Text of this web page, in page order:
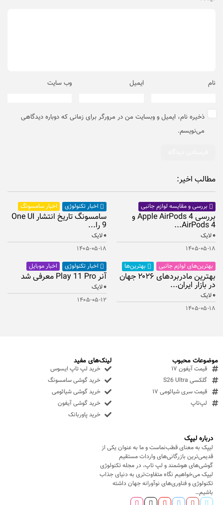
نام ایمیل وب‌ سایت
ذخیره نام، ایمیل و وبسایت من در مرورگر برای زمانی که دوباره دیدگاهی
می‌نویسم.
مطالب اخیر:
بررسی و مقایسه لوازم جانبی
بررسی Apple AirPods 4 و
AirPods 4...
۰لایک
۱۴۰۵-۰۵-۱۸
اخبار تکنولوژی اخبار سامسونگ
سامسونگ تاریخ انتشار One UI
9 را...
۰لایک
۱۴۰۵-۰۵-۱۸
بهترین‌های لوازم جانبی
بهترین‌ها
بهترین مادربردهای ۲۰۲۶ جهان
در بازار ایران...
۰لایک
۱۴۰۵-۰۵-۱۸
اخبار تکنولوژی اخبار موبایل
آنر Play 11 Pro معرفی شد
۰لایک
۱۴۰۵-۰۵-۱۲
درباره لیپک
لیپک به معنای قطب‌نماست و ما به عنوان یکی از
قدیمی‌ترین بازرگانی‌های واردات مستقیم
گوشی‌های هوشمند و لپ تاپ، در مجله تکنولوژی
لیپک می‌خواهیم نگاه متفاوت‌تری به دنیای جذاب
تکنولوژی و فناوری‌های نوآورانه جهان داشته
باشیم…
موضوعات محبوب
قیمت آیفون ۱۷
گلکسی S26 Ultra
قیمت سری شیائومی ۱۷
لپ‌تاپ
لینک‌های مفید
خرید لپ تاپ ایسوس
خرید گوشی سامسونگ
خرید گوشی شیائومی
خرید گوشی آیفون
خرید پاوربانک